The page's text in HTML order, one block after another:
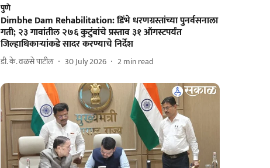
पुणे
Dimbhe Dam Rehabilitation: डिंभे धरणग्रस्तांच्या पुनर्वसनाला
गती; २३ गावांतील २७६ कुटुंबांचे प्रस्ताव ३१ ऑगस्टपर्यंत
जिल्हाधिकाऱ्यांकडे सादर करण्याचे निर्देश
डी. के. वळसे पाटील 30 July 2026 2min read